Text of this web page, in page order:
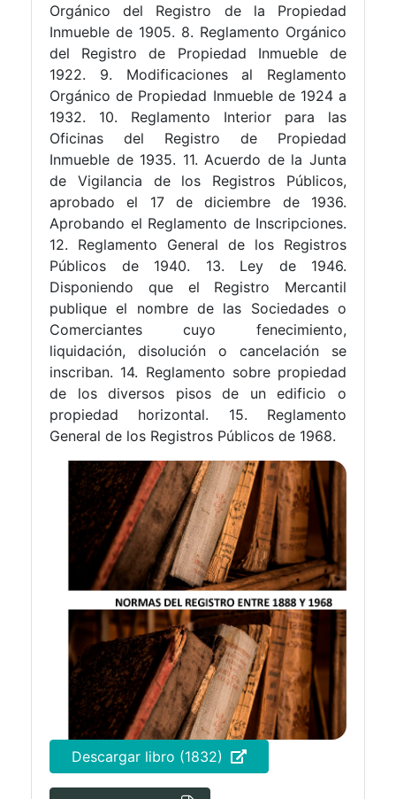
Orgánico del Registro de la Propiedad
Inmueble de 1905. 8. Reglamento Orgánico
del Registro de Propiedad Inmueble de
1922. 9. Modificaciones al Reglamento
Orgánico de Propiedad Inmueble de 1924 a
1932. 10. Reglamento Interior para las
Oficinas del Registro de Propiedad
Inmueble de 1935. 11. Acuerdo de la Junta
de Vigilancia de los Registros Públicos,
aprobado el 17 de diciembre de 1936.
Aprobando el Reglamento de Inscripciones.
12. Reglamento General de los Registros
Públicos de 1940. 13. Ley de 1946.
Disponiendo que el Registro Mercantil
publique el nombre de las Sociedades o
Comerciantes cuyo fenecimiento,
liquidación, disolución o cancelación se
inscriban. 14. Reglamento sobre propiedad
de los diversos pisos de un edificio o
propiedad horizontal. 15. Reglamento
General de los Registros Públicos de 1968.
Descargar libro (1832)